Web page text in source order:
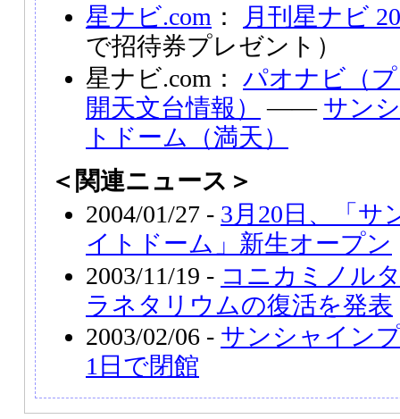
星ナビ.com ：
月刊星ナビ
で招待券プレゼント）
星ナビ.com： パオナビ（
開天文台情報）
―― サン
トドーム（満天）
＜関連ニュース＞
2004/01/27 - 3月20日、「サ
イトドーム」新生オープン
2003/11/19 - コニカミノル
ラネタリウムの復活を発表
2003/02/06 - サンシャイン
1日で閉館